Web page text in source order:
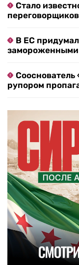
Стало
В ЕС
рупором